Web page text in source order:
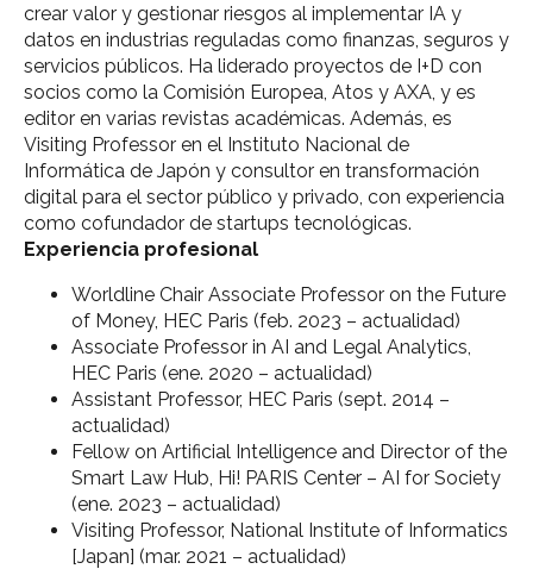
crear valor y gestionar riesgos al implementar IA y
datos en industrias reguladas como finanzas, seguros y
servicios públicos. Ha liderado proyectos de I+D con
socios como la Comisión Europea, Atos y AXA, y es
editor en varias revistas académicas. Además, es
Visiting Professor en el Instituto Nacional de
Informática de Japón y consultor en transformación
digital para el sector público y privado, con experiencia
como cofundador de startups tecnológicas.
Experiencia profesional
Worldline Chair Associate Professor on the Future
of Money, HEC Paris (feb. 2023 – actualidad)
Associate Professor in AI and Legal Analytics,
HEC Paris (ene. 2020 – actualidad)
Assistant Professor, HEC Paris (sept. 2014 –
actualidad)
Fellow on Artificial Intelligence and Director of the
Smart Law Hub, Hi! PARIS Center – AI for Society
(ene. 2023 – actualidad)
Visiting Professor, National Institute of Informatics
[Japan] (mar. 2021 – actualidad)